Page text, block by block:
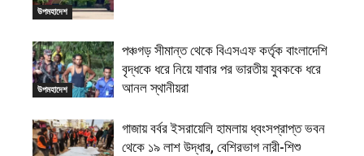
উপমহাদেশ
উপমহাদেশ
পঞ্চগড় সীমান্ত থেকে বিএসএফ কর্তৃক বাংলাদেশি
বৃদ্ধকে ধরে নিয়ে যাবার পর ভারতীয় যুবককে ধরে
আনল স্থানীয়রা
গাজায় বর্বর ইসরায়েলি হামলায় ধ্বংসপ্রাপ্ত ভবন
থেকে ১৯ লাশ উদ্ধার, বেশিরভাগ নারী-শিশু